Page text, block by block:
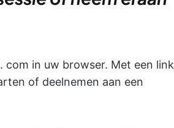
com in uw browser. Met een link
of deelnemen aan een